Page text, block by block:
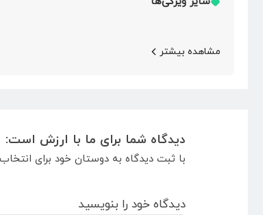
مشاهده بیشتر
دیدگاه شما برای ما با ارزش است:
با ثبت دیدگاه به دوستان خود برای
دیدگاه خود را بنویسید